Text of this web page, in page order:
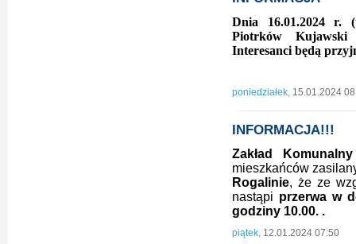
Dnia 16.01.2024 r.
Piotrków Kujawski
Interesanci będą
poniedziałek, 15.01.2024
INFORMACJA!!!
Zakład
mieszkańców
Rogalinie, że ze
nastąpi przerwa w
godziny 10.00. .
piątek, 12.01.2024 07:50